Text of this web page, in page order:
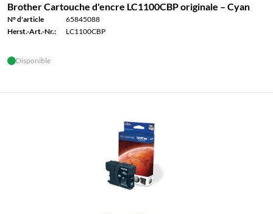
Brother Cartouche d'encre LC1100CBP originale – Cyan
N° d'article
65845088
Herst.-Art.-Nr.:
LC1100CBP
Disponible